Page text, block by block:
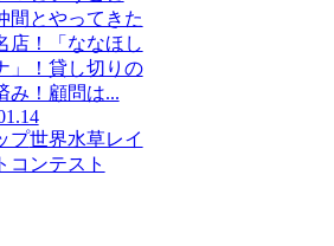
間とやってきた
店！「ななほし
」！貸し切りの
み！顧問は...
プ世界水草レイ
コンテスト